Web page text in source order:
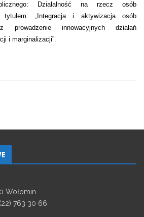
Działalność na rzecz osób
tytułem: „Integracja i aktywizacja osób
prowadzenie innowacyjnych działań
i marginalizacji”.
Wołomin
763 30 66